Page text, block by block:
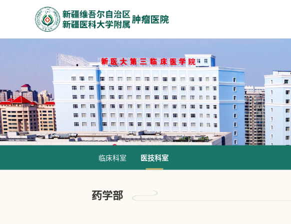
临床科室 医技科室
药学部